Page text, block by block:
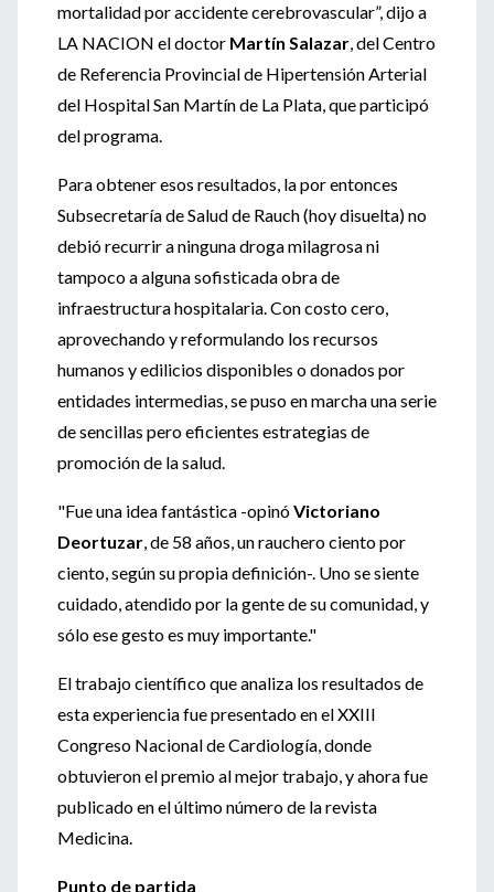
mortalidad por accidente cerebrovascular”, dijo a
LA NACION el doctor Martín Salazar, del Centro
de Referencia Provincial de Hipertensión Arterial
del Hospital San Martín de La Plata, que participó
del programa.
Para obtener esos resultados, la por entonces
Subsecretaría de Salud de Rauch (hoy disuelta) no
debió recurrir a ninguna droga milagrosa ni
tampoco a alguna sofisticada obra de
infraestructura hospitalaria. Con costo cero,
aprovechando y reformulando los recursos
humanos y edilicios disponibles o donados por
entidades intermedias, se puso en marcha una serie
de sencillas pero eficientes estrategias de
promoción de la salud.
"Fue una idea fantástica -opinóVictoriano
Deortuzar, de 58 años, un rauchero ciento por
ciento, según su propia definición-. Uno se siente
cuidado, atendido por la gente de su comunidad, y
sólo ese gesto es muy importante."
El trabajo científico que analiza los resultados de
esta experiencia fue presentado en el XXIII
Congreso Nacional de Cardiología, donde
obtuvieron el premio al mejor trabajo, y ahora fue
publicado en el último número de la revista
Medicina.
Punto de partida